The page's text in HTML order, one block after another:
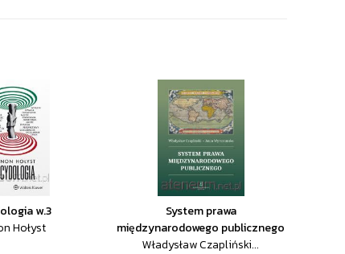
w.3
Hołyst
System prawa
międzynarodowego publicznego
Władysław Czapliński...